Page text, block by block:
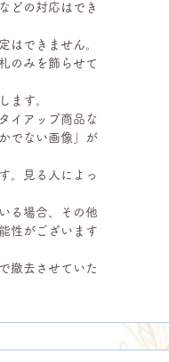
どの対応はでき
はできません。
のみを飾らせて
ます。
イアップ商品な
でない画像」が
。見る人によっ
る場合、その他
性がございます
撤去させていた